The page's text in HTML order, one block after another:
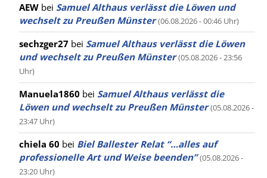
AEW bei Samuel Althaus verlässt die Löwen und
wechselt zu Preußen Münster (06.08.2026 - 00:46 Uhr)
sechzger27 bei Samuel Althaus verlässt die Löwen
und wechselt zu Preußen Münster (05.08.2026 - 23:56
Uhr)
Manuela1860 bei Samuel Althaus verlässt die
Löwen und wechselt zu Preußen Münster (05.08.2026 -
23:47 Uhr)
chiela 60 bei Biel Ballester Relat “…alles auf
professionelle Art und Weise beenden” (05.08.2026 -
23:20 Uhr)